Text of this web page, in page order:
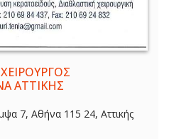
ΑΤΤΙΚΗΣ
7, Αθήνα 115 24, Αττικής